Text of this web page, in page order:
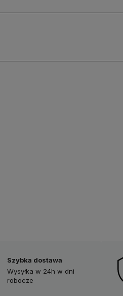
Szybka dostawa
Wysyłka w 24h w dni
robocze